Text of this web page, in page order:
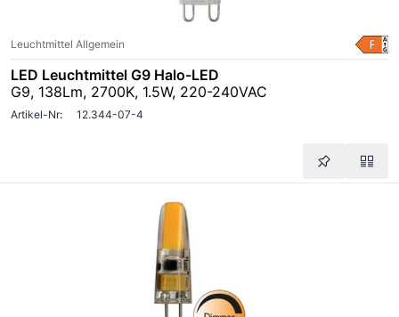
Leuchtmittel Allgemein
LED Leuchtmittel G9 Halo-LED
G9, 138Lm, 2700K, 1.5W, 220-240VAC
Artikel-Nr: 12.344-07-4